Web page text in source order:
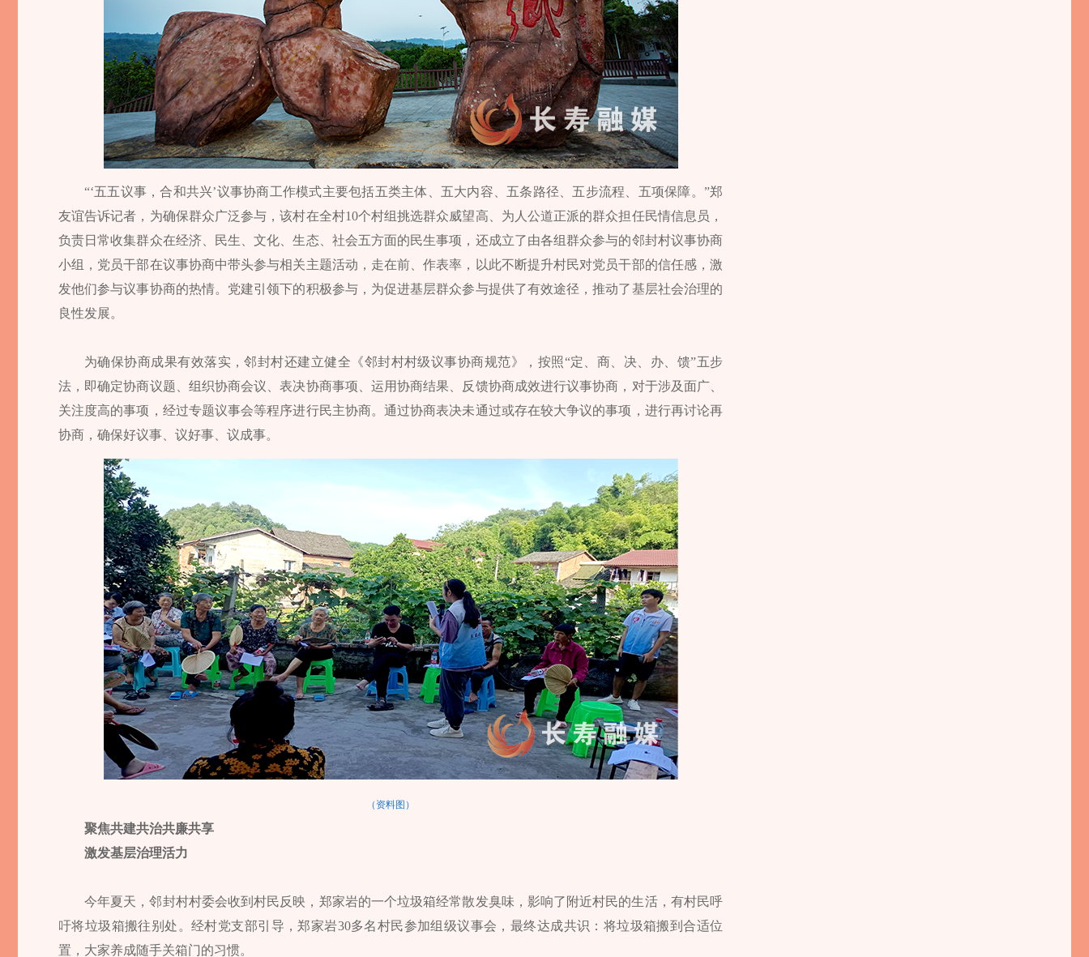
“‘五五议事，合和共兴’议事协商工作模式主要包括五类主体、五大内容、五条路径、五步流程、五项保障。”郑
友谊告诉记者，为确保群众广泛参与，该村在全村10个村组挑选群众威望高、为人公道正派的群众担任民情信息员，
负责日常收集群众在经济、民生、文化、生态、社会五方面的民生事项，还成立了由各组群众参与的邻封村议事协商
小组，党员干部在议事协商中带头参与相关主题活动，走在前、作表率，以此不断提升村民对党员干部的信任感，激
发他们参与议事协商的热情。党建引领下的积极参与，为促进基层群众参与提供了有效途径，推动了基层社会治理的
良性发展。
为确保协商成果有效落实，邻封村还建立健全《邻封村村级议事协商规范》，按照“定、商、决、办、馈”五步
法，即确定协商议题、组织协商会议、表决协商事项、运用协商结果、反馈协商成效进行议事协商，对于涉及面广、
关注度高的事项，经过专题议事会等程序进行民主协商。通过协商表决未通过或存在较大争议的事项，进行再讨论再
协商，确保好议事、议好事、议成事。
（资料图）
聚焦共建共治共廉共享
激发基层治理活力
今年夏天，邻封村村委会收到村民反映，郑家岩的一个垃圾箱经常散发臭味，影响了附近村民的生活，有村民呼
吁将垃圾箱搬往别处。经村党支部引导，郑家岩30多名村民参加组级议事会，最终达成共识：将垃圾箱搬到合适位
置，大家养成随手关箱门的习惯。